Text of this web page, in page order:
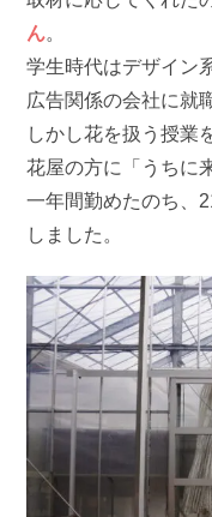
ん。
学生時代はデザイン
広告関係の会社に就
しかし花を扱う授業
花屋の方に「うちに
一年間勤めたのち、
しました。